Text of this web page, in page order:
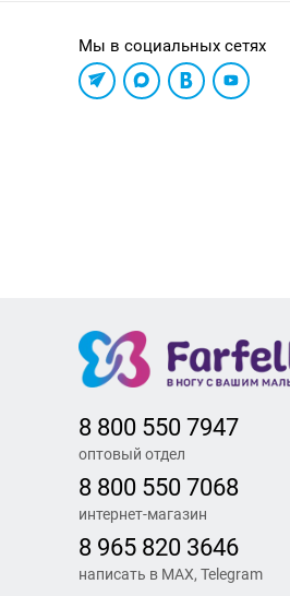
Мы в социальных сетях
8 800 550 7947
оптовый отдел
8 800 550 7068
интернет-магазин
8 965 820 3646
написать в MAX, Telegram